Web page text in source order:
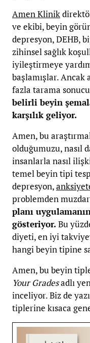
Amen Klinik
ve ekibi, beyin
depresyon, DEHB,
zihinsel sağlık
iyileştirmeye
başlamışlar.
fazla tarama
belirli beyin
karşılık geliyor.
Amen, bu
olduğumuzu, nasıl
insanlarla nasıl
temel beyin tipi
depresyon,
problemden
planı
gösteriyor. Bu
diyeti, en iyi
hangi beyin tipine
Amen, bu beyin
Your Gradesadlı
inceliyor. Biz de
tiplerine kısaca